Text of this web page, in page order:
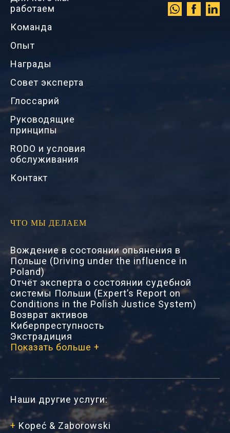
работаем
Команда
Опыт
Награды
Совет эксперта
Глоссарий
Руководящие
принципы
RODO и условия
обслуживания
Контакт
ЧТО МЫ ДЕЛАЕМ
Вождение в состоянии опьянения в
Польше (Driving under the influence in
Poland)
Отчёт эксперта о состоянии судебной
системы Польши (Expert’s Report on
Conditions in the Polish Justice System)
Возврат активов
Киберпреступность
Экстрадиция
Показать больше +
Наши другие услуги:
+ Kopeć & Zaborowski